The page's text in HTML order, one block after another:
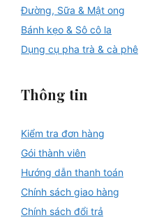
Đường, Sữa & Mật ong
Bánh kẹo & Sô cô la
Dụng cụ pha trà & cà phê
Thông tin
Kiểm tra đơn hàng
Gói thành viên
Hướng dẫn thanh toán
Chính sách giao hàng
Chính sách đổi trả